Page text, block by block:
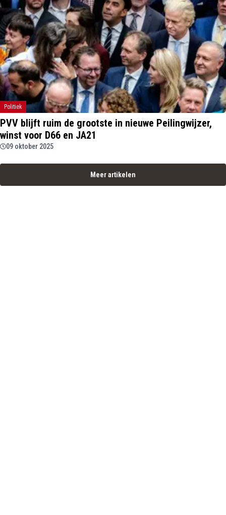
Politiek
PVV blijft ruim de grootste in nieuwe Peilingwijzer,
winst voor D66 en JA21
09 oktober 2025
Meer artikelen